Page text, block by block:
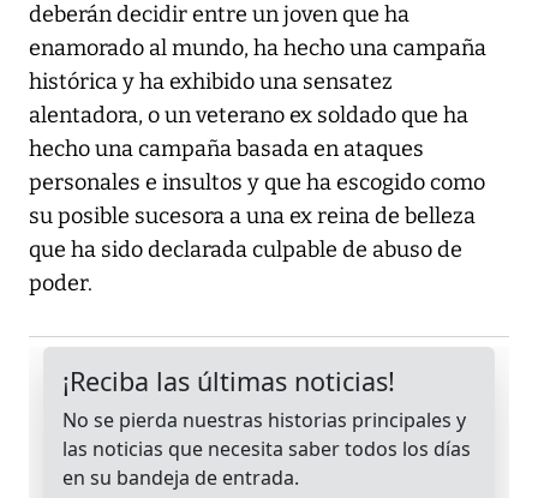
deberán decidir entre un joven que ha
enamorado al mundo, ha hecho una campaña
histórica y ha exhibido una sensatez
alentadora, o un veterano ex soldado que ha
hecho una campaña basada en ataques
personales e insultos y que ha escogido como
su posible sucesora a una ex reina de belleza
que ha sido declarada culpable de abuso de
poder.